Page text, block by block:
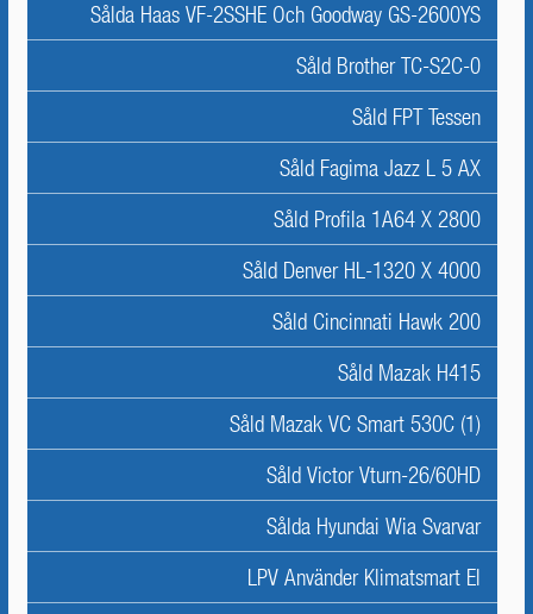
Sålda Haas VF-2SSHE Och Goodway GS-2600YS
Såld Brother TC-S2C-0
Såld FPT Tessen
Såld Fagima Jazz L 5 AX
Såld Profila 1A64 X 2800
Såld Denver HL-1320 X 4000
Såld Cincinnati Hawk 200
Såld Mazak H415
Såld Mazak VC Smart 530C (1)
Såld Victor Vturn-26/60HD
Sålda Hyundai Wia Svarvar
LPV Använder Klimatsmart El